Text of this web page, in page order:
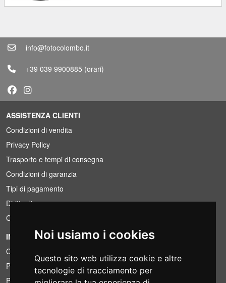
Noi usiamo i cookies
Questo sito web utilizza cookie e altre
tecnologie di tracciamento per
info@fotocolombo.it
+39 039 9900885 (orari)
ASSISTENZA CLIENTI
Condizioni di vendita
Privacy Policy
Trasporto e tempi di consegna
Condizioni di garanzia
Tipi di pagamento
Diritto di recesso
Condizioni IVA
INFORMAZIONI
Condizioni di noleggio
Preventivi
Pacchetti risparmio